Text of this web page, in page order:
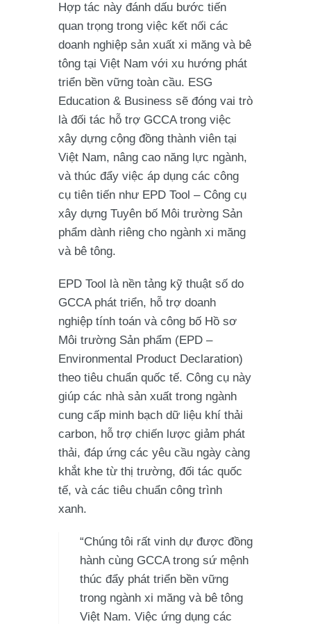
Hợp tác này đánh dấu bước tiến
quan trọng trong việc kết nối các
doanh nghiệp sản xuất xi măng và bê
tông tại Việt Nam với xu hướng phát
triển bền vững toàn cầu. ESG
Education & Business sẽ đóng vai trò
là đối tác hỗ trợ GCCA trong việc
xây dựng cộng đồng thành viên tại
Việt Nam, nâng cao năng lực ngành,
và thúc đẩy việc áp dụng các công
cụ tiên tiến như EPD Tool – Công cụ
xây dựng Tuyên bố Môi trường Sản
phẩm dành riêng cho ngành xi măng
và bê tông.
EPD Tool là nền tảng kỹ thuật số do
GCCA phát triển, hỗ trợ doanh
nghiệp tính toán và công bố Hồ sơ
Môi trường Sản phẩm (EPD –
Environmental Product Declaration)
theo tiêu chuẩn quốc tế. Công cụ này
giúp các nhà sản xuất trong ngành
cung cấp minh bạch dữ liệu khí thải
carbon, hỗ trợ chiến lược giảm phát
thải, đáp ứng các yêu cầu ngày càng
khắt khe từ thị trường, đối tác quốc
tế, và các tiêu chuẩn công trình
xanh.
“Chúng tôi rất vinh dự được đồng
hành cùng GCCA trong sứ mệnh
thúc đẩy phát triển bền vững
trong ngành xi măng và bê tông
Việt Nam. Việc ứng dụng các